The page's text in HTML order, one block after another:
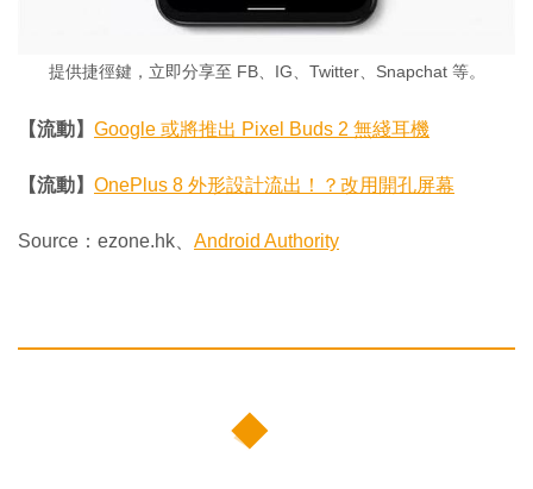
提供捷徑鍵，立即分享至 FB、IG、Twitter、Snapchat 等。
【流動】 Google 或將推出 Pixel Buds 2 無綫耳機
【流動】 OnePlus 8 外形設計流出！？改用開孔屏幕
Source：ezone.hk、 Android Authority